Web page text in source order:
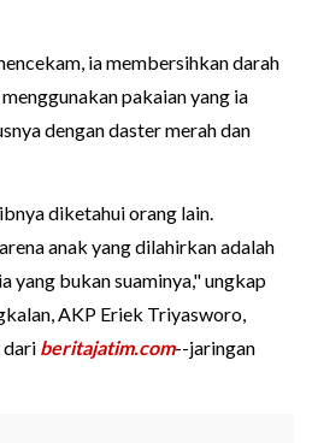
ia membersihkan darah
pakaian yang ia
dengan daster merah dan
diketahui orang lain.
anak yang dilahirkan adalah
yang bukan suaminya," ungkap
AKP Eriek Triyasworo,
dari beritajatim.com--jaringan